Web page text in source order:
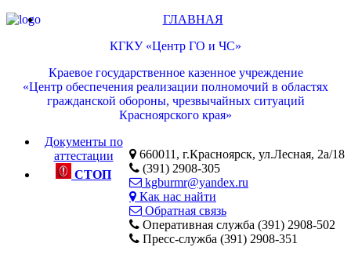
КГКУ «Центр ГО и ЧС»
Краевое государственное казенное учреждение
«Центр обеспечения реализации полномочий в областях
гражданской обороны, чрезвычайных ситуаций
Красноярского края»
660011, г.Красноярск, ул.Лесная, 2а/18
(391) 2908-305
kgburmr@yandex.ru
Как нас найти
Обратная связь
Оперативная служба (391) 2908-502
Пресс-служба (391) 2908-351
ГЛАВНАЯ
Документы по
аттестации
СТОП